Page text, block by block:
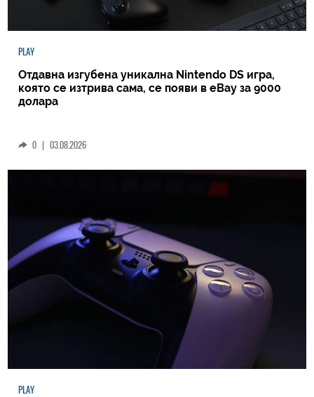
PLAY
Отдавна изгубена уникална Nintendo DS игра,
която се изтрива сама, се появи в eBay за 9000
долара
0 | 03.08.2026
PLAY